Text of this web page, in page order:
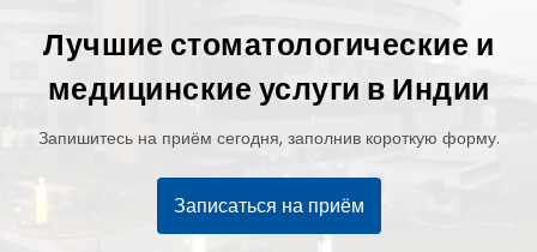
Лучшие стоматологические и
медицинские услуги в Индии
Запишитесь на приём сегодня, заполнив короткую форму.
Записаться на приём